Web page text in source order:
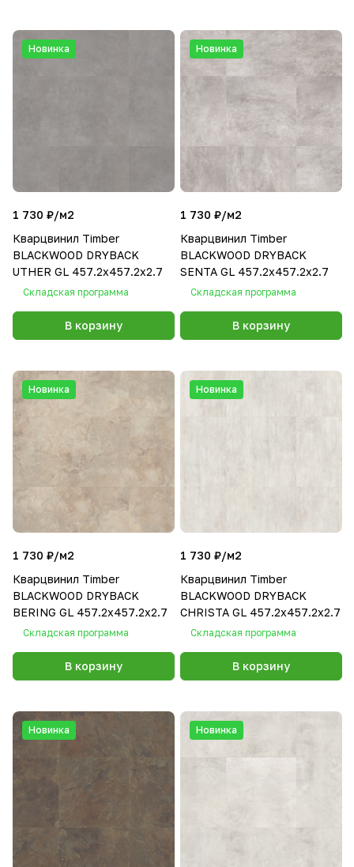
Новинка
1 730 ₽/м2
Кварцвинил Timber
BLACKWOOD DRYBACK
UTHER GL 457.2х457.2х2.7
Складская программа
В корзину
Новинка
1 730 ₽/м2
Кварцвинил Timber
BLACKWOOD DRYBACK
SENTA GL 457.2х457.2х2.7
Складская программа
В корзину
Новинка
1 730 ₽/м2
Кварцвинил Timber
BLACKWOOD DRYBACK
BERING GL 457.2х457.2х2.7
Складская программа
В корзину
Новинка
1 730 ₽/м2
Кварцвинил Timber
BLACKWOOD DRYBACK
CHRISTA GL 457.2х457.2х2.7
Складская программа
В корзину
Новинка Новинка